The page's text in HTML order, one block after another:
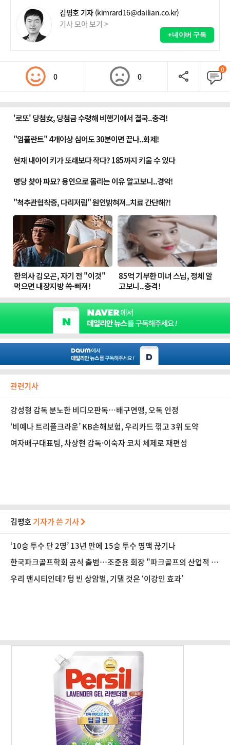
김평호 기자 (kimrard16@dailian.co.kr)
기사 모아 보기 >
+네이버 구독
0 0
0
관련기사
강성형 감독 분노한 비디오판독…배구연맹, 오독 인정
‘비예나 트리플크라운’ KB손해보험, 우리카드 꺾고 3위 도약
여자배구대표팀, 차상현 감독·이숙자 코치 체제로 재편성
김평호 기자가 쓴 기사
‘10승 투수 단 2명’ 13년 만에 15승 투수 명맥 끊기나
한국파크골프학회 공식 출범…조준용 회장 "파크골프의 산업적 성
장 돕겠다"
우리 맨시티인데? 텅 빈 상암벌, 기댈 것은 ‘이강인 효과’